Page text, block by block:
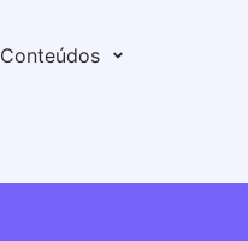
Conteúdos